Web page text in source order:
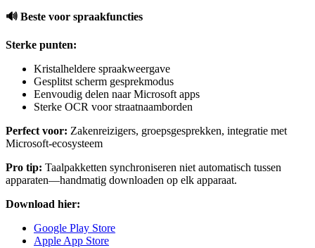
🔊 Beste voor spraakfuncties
Sterke punten:
Kristalheldere spraakweergave
Gesplitst scherm gesprekmodus
Eenvoudig delen naar Microsoft apps
Sterke OCR voor straatnaamborden
Perfect voor: Zakenreizigers, groepsgesprekken, integratie met
Microsoft-ecosysteem
Pro tip: Taalpakketten synchroniseren niet automatisch tussen
apparaten—handmatig downloaden op elk apparaat.
Download hier:
Google Play Store
Apple App Store